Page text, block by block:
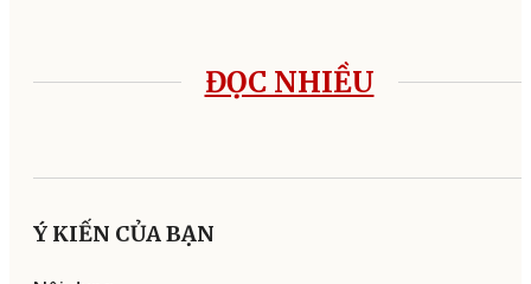
ĐỌC NHIỀU
Ý KIẾN CỦA BẠN